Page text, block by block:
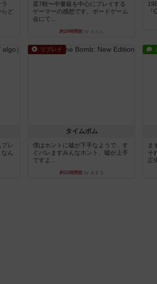
ど
星7軽〜中量級を中心にプレイする
ゲーマーの感想です。ボードゲーム
会にて...
約20時間前by おとん
レ
ん
リプレイ
タイムボム
僕はホントに嘘が下手なようで、す
ぐバレますみんなホント、嘘が上手
ですよ...
約21時間前by あまる
ま
そ
正